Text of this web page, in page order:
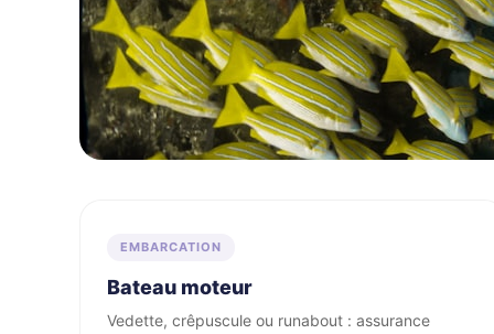
EMBARCATION
Bateau moteur
Vedette, crêpuscule ou runabout : assurance